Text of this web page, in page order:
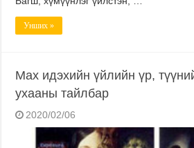
Унших »
Мах идэхийн үйлийн үр,
ухааны тайлбар
2020/02/06